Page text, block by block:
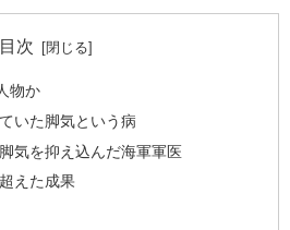
目次
物か
いた脚気という病
気を抑え込んだ海軍軍医
えた成果